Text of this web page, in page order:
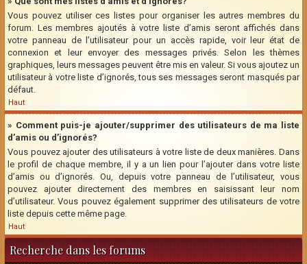
Vous pouvez utiliser ces listes pour organiser les autres membres du
forum. Les membres ajoutés à votre liste d’amis seront affichés dans
votre panneau de l’utilisateur pour un accès rapide, voir leur état de
connexion et leur envoyer des messages privés. Selon les thèmes
graphiques, leurs messages peuvent être mis en valeur. Si vous ajoutez un
utilisateur à votre liste d’ignorés, tous ses messages seront masqués par
défaut.
Haut
» Comment puis-je ajouter/supprimer des utilisateurs de ma liste
d’amis ou d’ignorés?
Vous pouvez ajouter des utilisateurs à votre liste de deux manières. Dans
le profil de chaque membre, il y a un lien pour l’ajouter dans votre liste
d’amis ou d’ignorés. Ou, depuis votre panneau de l’utilisateur, vous
pouvez ajouter directement des membres en saisissant leur nom
d’utilisateur. Vous pouvez également supprimer des utilisateurs de votre
liste depuis cette même page.
Haut
Recherche dans les forums